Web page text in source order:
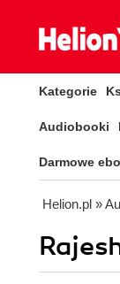
Kategorie
Audiobooki
Darmowe
Helion.pl »